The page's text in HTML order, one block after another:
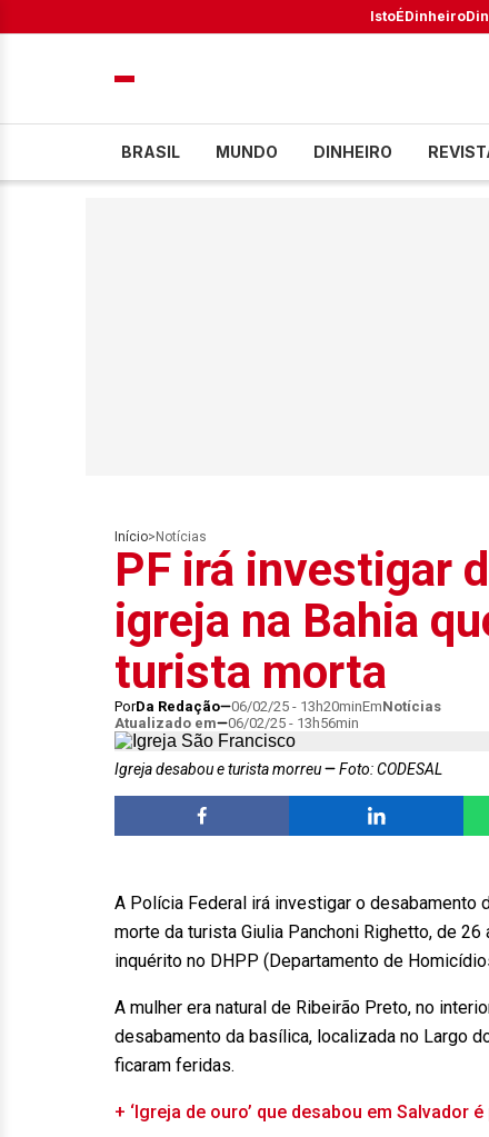
IstoÉDinheiro
BRASIL MUNDO DINHEIRO
Início> Notícias
PF irá investigar
igreja na Bahia
turista morta
PorDa Redação 06/02/25 - 13h20minEmNotícias
Atualizado em
06/02/25 - 13h56min
Igreja desabou e turista morreu Foto: CODESAL
A Polícia Federal irá investigar o desabamento
morte da turista Giulia Panchoni Righetto, de
inquérito no DHPP (Departamento de
A mulher era natural de Ribeirão Preto, no
desabamento da basílica, localizada no Largo
ficaram feridas.
+ ‘Igreja de ouro’ que desabou em